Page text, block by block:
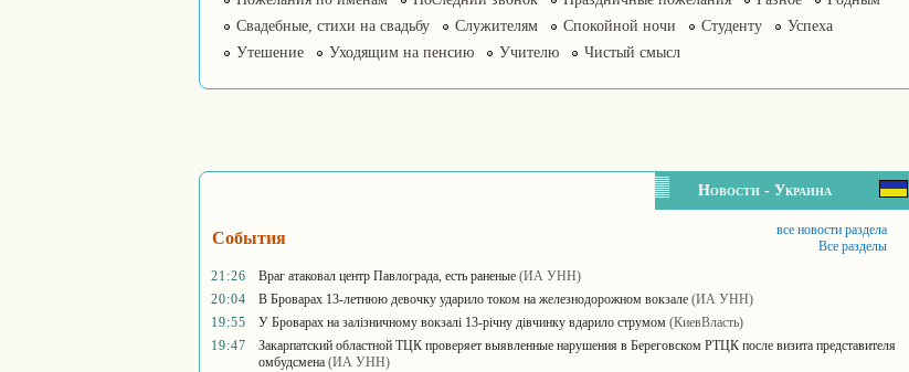
Свадебные, стихи на свадьбу
Служителям Спокойной ночи Студенту
Успеха
Утешение
Уходящим на пенсию Учителю Чистый смысл
Новости - Украина
События
все новости раздела
Все разделы
21:26
Враг атаковал центр Павлограда, есть раненые (ИА УНН)
20:04
В Броварах 13-летнюю девочку ударило током на железнодорожном вокзале (ИА УНН)
19:55
У Броварах на залізничному вокзалі 13-річну дівчинку вдарило струмом (КиевВласть)
19:47
Закарпатский областной ТЦК проверяет выявленные нарушения в Береговском РТЦК после визита представителя
омбудсмена (ИА УНН)